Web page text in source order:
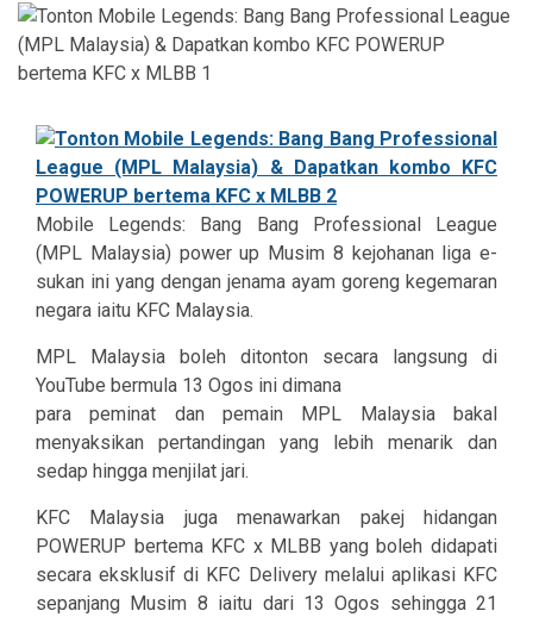
Mobile Legends: Bang Bang Professional League
(MPL Malaysia) power up Musim 8 kejohanan liga e-
sukan ini yang dengan jenama ayam goreng kegemaran
negara iaitu KFC Malaysia.
MPL Malaysia boleh ditonton secara langsung di
YouTube bermula 13 Ogos ini dimana
para peminat dan pemain MPL Malaysia bakal
menyaksikan pertandingan yang lebih menarik dan
sedap hingga menjilat jari.
KFC Malaysia juga menawarkan pakej hidangan
POWERUP bertema KFC x MLBB yang boleh didapati
secara eksklusif di KFC Delivery melalui aplikasi KFC
sepanjang Musim 8 iaitu dari 13 Ogos sehingga 21